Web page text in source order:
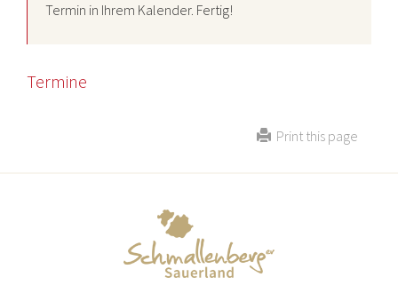
Termin in Ihrem Kalender. Fertig!
Termine
Print this page